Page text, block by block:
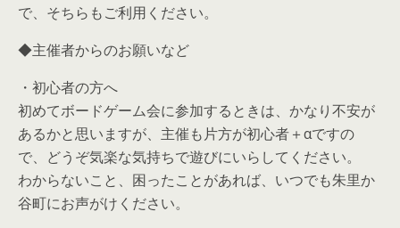
で、そちらもご利用ください。
◆主催者からのお願いなど
・初心者の方へ
初めてボードゲーム会に参加するときは、かなり不安が
あるかと思いますが、主催も片方が初心者＋αですの
で、どうぞ気楽な気持ちで遊びにいらしてください。
わからないこと、困ったことがあれば、いつでも朱里か
谷町にお声がけください。